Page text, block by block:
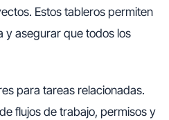
Estos tableros permiten
y asegurar que todos los
para tareas relacionadas.
flujos de trabajo, permisos y